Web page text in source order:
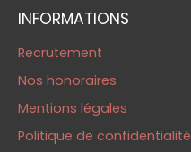
INFORMATIONS
Recrutement
Nos honoraires
Mentions légales
Politique de confidentialité